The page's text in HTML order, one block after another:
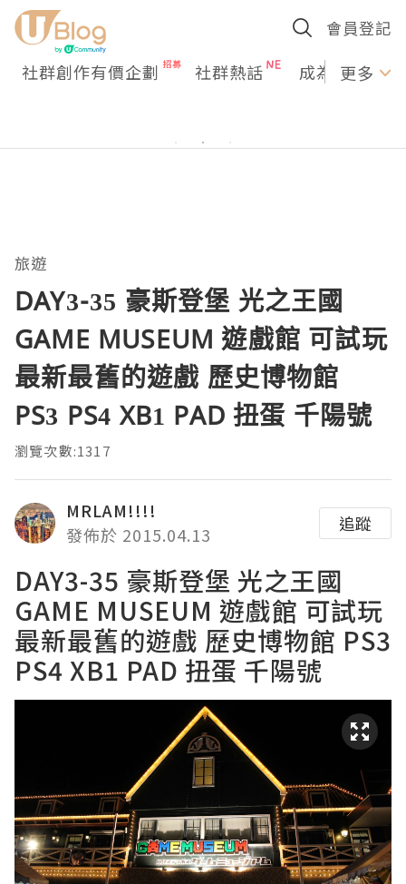
會員登記
社群創作有價企劃 社群熱話 成為U更多
旅遊
DAY3-35 豪斯登堡 光之王國
GAME MUSEUM 遊戲館 可試玩
最新最舊的遊戲 歷史博物館
PS3 PS4 XB1 PAD 扭蛋 千陽號
瀏覽次數:1317
MRLAM!!!!
發佈於 2015.04.13
追蹤
DAY3-35 豪斯登堡 光之王國
GAME MUSEUM 遊戲館 可試玩
最新最舊的遊戲 歷史博物館 PS3
PS4 XB1 PAD 扭蛋 千陽號